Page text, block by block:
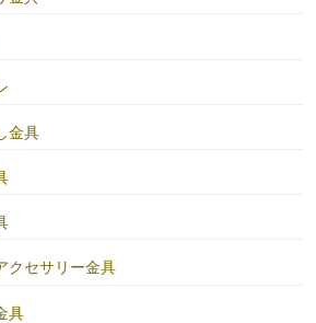
金具
クセサリー金具
具